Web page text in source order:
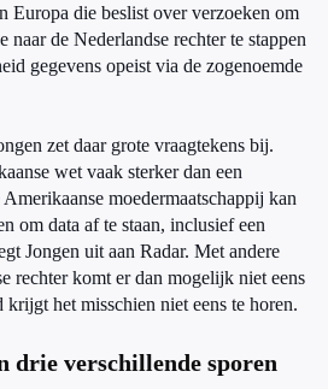
Europa die beslist over verzoeken om
naar de Nederlandse rechter te stappen
gegevens opeist via de zogenoemde
zet daar grote vraagtekens bij.
wet vaak sterker dan een
moedermaatschappij kan
om data af te staan, inclusief een
Jongen uit aan Radar. Met andere
rechter komt er dan mogelijk niet eens
krijgt het misschien niet eens te horen.
drie verschillende sporen